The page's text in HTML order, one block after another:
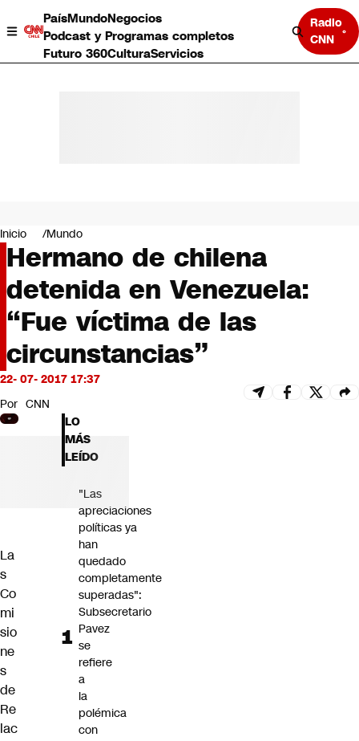
PaísMundoNegocios
Podcast y Programas completos
Futuro 360CulturaServicios
Radio
CNN
Negocios
Deportes
Programas completos
Cultura
Servicios
Bits
CNN tiempo
Futuro 360
Inicio Mundo
Hermano de chilena
detenida en Venezuela:
“Fue víctima de las
circunstancias”
22- 07- 2017 17:37
Por CNN
La
s
Co
mi
sio
ne
s
de
Re
lac
LO
MÁS
LEÍDO
"Las
apreciaciones
políticas ya
han
quedado
completamente
superadas":
Subsecretario
Pavez
se
refiere
a
la
polémica
con